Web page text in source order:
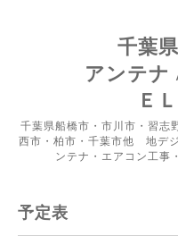
千葉
アンテナ
Ｅ
千葉県船橋市・市川市・習志
西市・柏市・千葉市他 地デ
ンテナ・エアコン工事
予定表